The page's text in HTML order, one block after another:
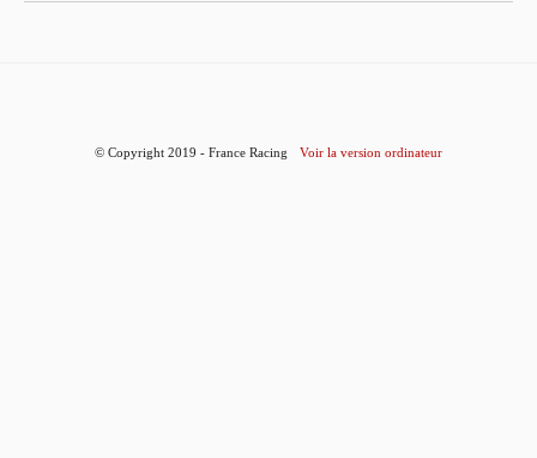
© Copyright 2019 - France Racing Voir la version ordinateur